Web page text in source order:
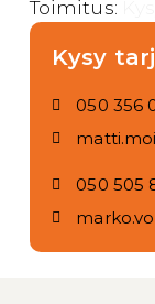
Toimitus:
Kysy
050 356
050 505